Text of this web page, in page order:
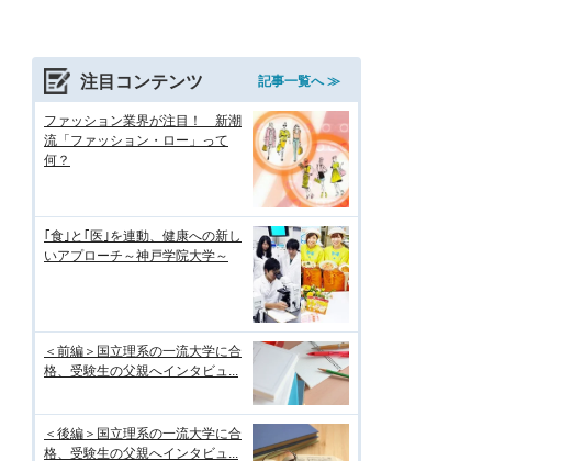
注目コンテンツ 記事一覧へ ≫
ファッション業界が注目！ 新潮
流「ファッション・ロー」って
何？
｢食｣と｢医｣を連動、健康への新し
いアプローチ～神戸学院大学～
＜前編＞国立理系の一流大学に合
格、受験生の父親へインタビュ...
＜後編＞国立理系の一流大学に合
格、受験生の父親へインタビュ...